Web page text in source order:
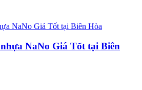
NaNo Giá Tốt tại Biên